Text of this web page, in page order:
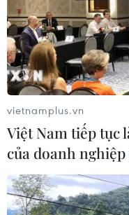
Iran và Oman sắp
tuyến hàng hải mới
Hormuz
02/08/2026 22:47
Yemen có
trận quyết định của
Iran?
vietnamplus.vn
Việt Nam tiếp tục
của doanh